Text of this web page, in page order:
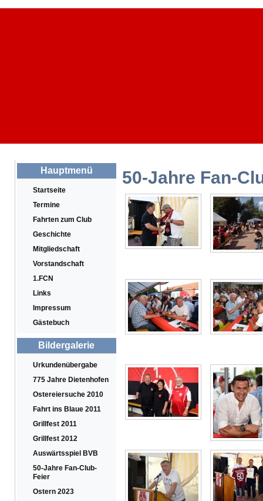
Hauptmenü
Startseite
Termine
Fahrten zum Club
Geschichte
Mitgliedschaft
Vorstandschaft
1.FCN
Links
Impressum
Gästebuch
Bildergalerie
Urkundenübergabe
775 Jahre Dietenhofen
Ostereiersuche 2010
Fahrt ins Blaue 2011
Grillfest 2011
Grillfest 2012
Auswärtsspiel BVB
50-Jahre Fan-Club-
Feier
Ostern 2023
50-Jahre Fan-